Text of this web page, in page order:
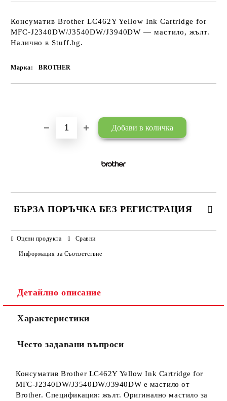
Консуматив Brother LC462Y Yellow Ink Cartridge for
MFC-J2340DW/J3540DW/J3940DW — мастило, жълт.
Налично в Stuff.bg.
Марка: BROTHER
БЪРЗА ПОРЪЧКА БЕЗ РЕГИСТРАЦИЯ
САМО ПОПЪЛНЕТЕ 3 ПОЛЕТА
Оцени продукта Сравни
Информация за Съответствие
Детайлно описание
Характеристики
Често задавани въпроси
Консуматив Brother LC462Y Yellow Ink Cartridge for
MFC-J2340DW/J3540DW/J3940DW е мастило от
Brother. Спецификация: жълт. Оригинално мастило за